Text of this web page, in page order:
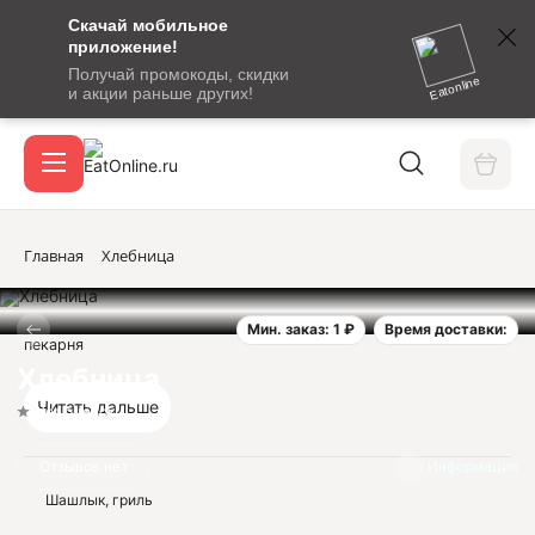
Скачай мобильное
приложение!
Получай промокоды, скидки
и акции раньше других!
Eatonline
сообщение
кодом
подтверждения
Вход / регистрация
Акции
Главная Хлебница
Мин. заказ: 1 ₽ Время доставки:
Нет оценок
пекарня
Читать дальше
Шашлык, гриль